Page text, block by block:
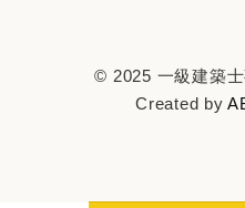
© 2025 一級建築
Created by